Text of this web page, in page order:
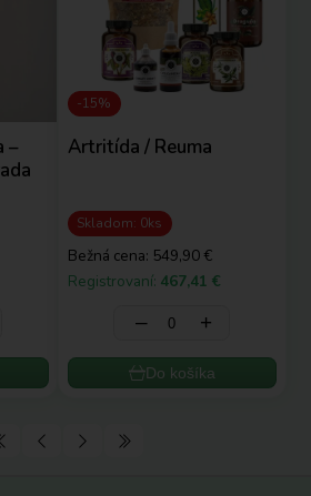
–
-15%
Artritída / Reuma
Skladom: 0ks
Bežná cena: 549,90 €
Registrovaní: 467,41 €
‒ +
Do košíka